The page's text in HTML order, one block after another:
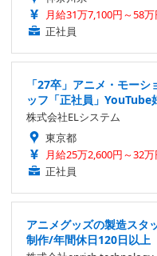
月給31万7,100円～58万
正社員
「27卒」アニメ・モー
ッフ「正社員」YouTube
株式会社ELシステム
東京都
月給25万2,600円～32万
正社員
アニメグッズの製造スタ
制作/年間休日120日以上